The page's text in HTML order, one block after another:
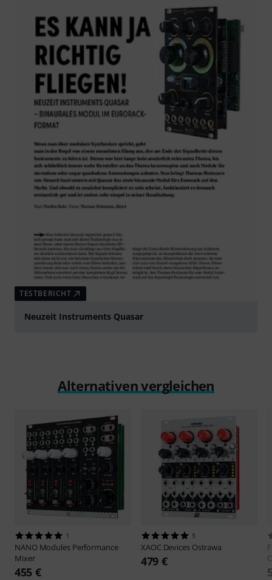
TESTBERICHT
Neuzeit Instruments Quasar
Alternativen vergleichen
1
NANO Modules Performance
Mixer
455 €
5
XAOC Devices Ostrawa
479 €